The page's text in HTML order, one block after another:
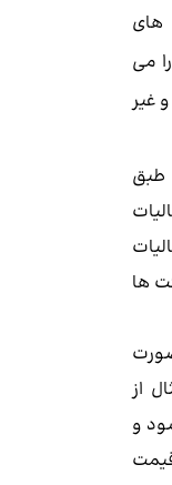
های
می
غیر
طبق
ها
از
و